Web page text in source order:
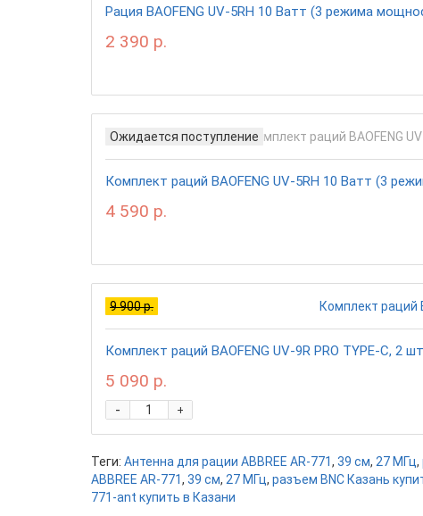
Рация BAOFENG UV-5RH 10 Ватт (3 режима
2 390 р.
Ожидается поступление
Комплект раций BAOFENG UV-5RH 10 Ватт (3
4 590 р.
9 900 р.
Комплект раций BAOFENG UV-9R PRO TYPE-C, 2
5 090 р.
+
-
Теги: Антенна для рации ABBREE AR-771, 39 см, 27 МГц,
ABBREE AR-771, 39 см, 27 МГц, разъем BNC Казань
771-ant купить в Казани